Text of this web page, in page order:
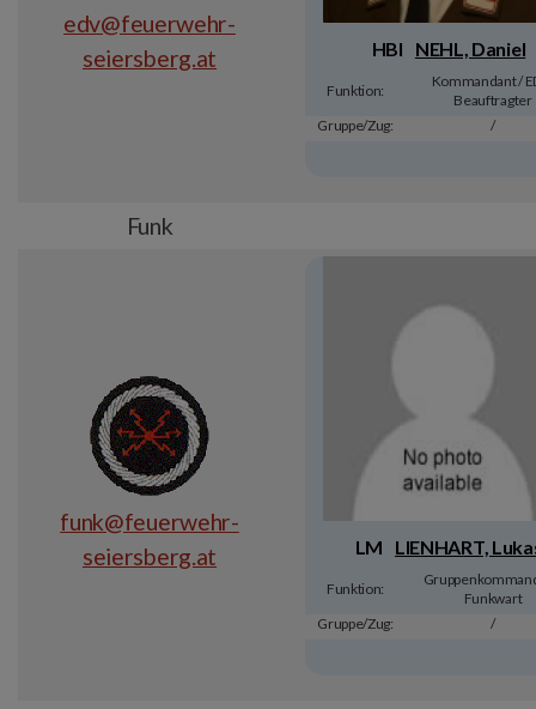
edv@feuerwehr-
seiersberg.at
HBI NEHL, Daniel
Funktion:
Kommandant /
Beauftragter
Gruppe/Zug:
/
Funk
funk@feuerwehr-
seiersberg.at
LM LIENHART,
Funktion:
Funkwart
Gruppe/Zug:
/